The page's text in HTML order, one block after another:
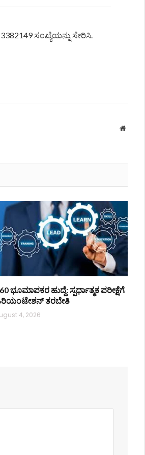
ಸಂಖ್ಯೆಯನ್ನು ಸೇರಿಸಿ.
Website
ಭೂಮಾಪಕರ ಹುದ್ದೆ: ಸ್ಪರ್ಧಾತ್ಮಕ ಪರೀಕ್ಷೆಗೆ
ತರಬೇತಿ
4, 2026